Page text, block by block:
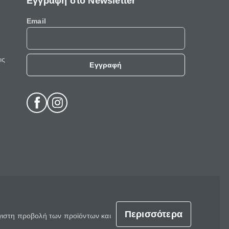
Email
Εγγραφή
προβολή των προϊόντων και
Περισσότερα